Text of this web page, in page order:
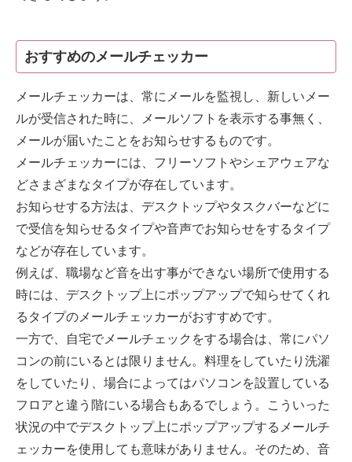
おすすめのメールチェッカー
メールチェッカーは、常にメールを監視し、新しいメー
ルが受信された時に、メールソフトを表示する事無く、
メールが届いたことをお知らせするものです。
メールチェッカーには、フリーソフトやシェアウェアな
どさまざまなタイプが存在しています。
お知らせする方法は、デスクトップやタスクバーなどに
で受信を知らせるタイプや音声でお知らせをするタイプ
などが存在しています。
例えば、職場など音を出す事ができない場所で使用する
時には、デスクトップ上にポップアップで知らせてくれ
るタイプのメールチェッカーがおすすめです。
一方で、自宅でメールチェックをする場合は、常にパソ
コンの前にいるとは限りません。料理をしていたり洗濯
をしていたり、場合によってはパソコンを設置している
フロアと違う階にいる場合もあるでしょう。こういった
状況の中でデスクトップ上にポップアップするメールチ
ェッカーを使用しても意味がありません。そのため、音